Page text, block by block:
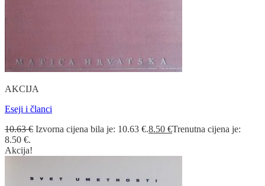
AKCIJA
Eseji i članci
10.63€ Izvorna cijena bila je: 10.63 €.8.50 €Trenutna cijena je:
8.50 €.
Akcija!